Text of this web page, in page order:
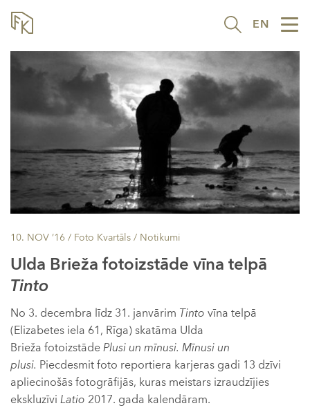
EN
10. NOV ’16 / Foto Kvartāls / Notikumi
Ulda Brieža fotoizstāde vīna telpā
Tinto
No 3. decembra līdz 31. janvārim Tinto vīna telpā
(Elizabetes iela 61, Rīga) skatāma Ulda
Brieža fotoizstādePlusi un mīnusi. Mīnusi un
plusi. Piecdesmit foto reportiera karjeras gadi 13 dzīvi
apliecinošās fotogrāfijās, kuras meistars izraudzījies
ekskluzīvi Latio 2017. gada kalendāram.